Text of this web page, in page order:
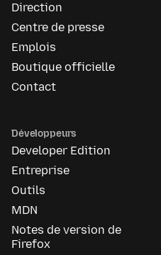
Direction
Centre de presse
Emplois
Boutique officielle
Contact
Développeurs
Developer Edition
Entreprise
Outils
MDN
Notes de version de
Firefox